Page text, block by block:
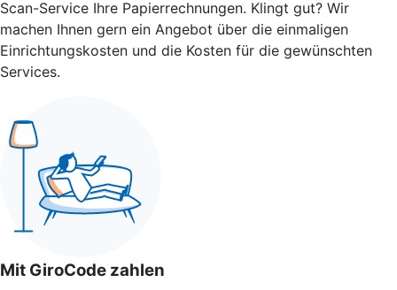
Scan-Service Ihre Papierrechnungen. Klingt gut? Wir
machen Ihnen gern ein Angebot über die einmaligen
Einrichtungskosten und die Kosten für die gewünschten
Services.
Mit GiroCode zahlen